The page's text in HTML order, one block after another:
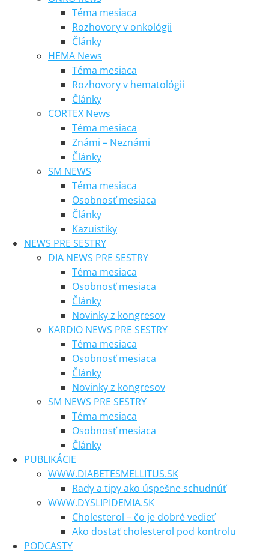
Téma mesiaca
Rozhovory v onkológii
Články
HEMA News
Téma mesiaca
Rozhovory v hematológii
Články
CORTEX News
Téma mesiaca
Známi – Neznámi
Články
SM NEWS
Téma mesiaca
Osobnosť mesiaca
Články
Kazuistiky
NEWS PRE SESTRY
DIA NEWS PRE SESTRY
Téma mesiaca
Osobnosť mesiaca
Články
Novinky z kongresov
KARDIO NEWS PRE SESTRY
Téma mesiaca
Osobnosť mesiaca
Články
Novinky z kongresov
SM NEWS PRE SESTRY
Téma mesiaca
Osobnosť mesiaca
Články
PUBLIKÁCIE
WWW.DIABETESMELLITUS.SK
Rady a tipy ako úspešne schudnúť
WWW.DYSLIPIDEMIA.SK
Cholesterol – čo je dobré vedieť
Ako dostať cholesterol pod kontrolu
PODCASTY